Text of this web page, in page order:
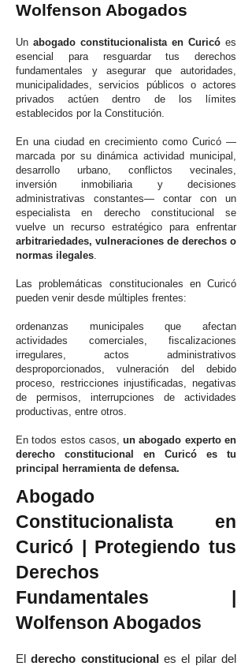
Wolfenson Abogados
Un abogado constitucionalista en Curicó es
esencial para resguardar tus derechos
fundamentales y asegurar que autoridades,
municipalidades, servicios públicos o actores
privados actúen dentro de los límites
establecidos por la Constitución.
En una ciudad en crecimiento como Curicó —
marcada por su dinámica actividad municipal,
desarrollo urbano, conflictos vecinales,
inversión inmobiliaria y decisiones
administrativas constantes— contar con un
especialista en derecho constitucional se
vuelve un recurso estratégico para enfrentar
arbitrariedades, vulneraciones de derechos o
normas ilegales.
Las problemáticas constitucionales en Curicó
pueden venir desde múltiples frentes:
ordenanzas municipales que afectan
actividades comerciales, fiscalizaciones
irregulares, actos administrativos
desproporcionados, vulneración del debido
proceso, restricciones injustificadas, negativas
de permisos, interrupciones de actividades
productivas, entre otros.
En todos estos casos,un abogado experto en
derecho constitucional en Curicó es tu
principal herramienta de defensa.
Abogado
Constitucionalista en
Curicó | Protegiendo tus
Derechos
Fundamentales |
Wolfenson Abogados
Elderecho constitucional es el pilar del